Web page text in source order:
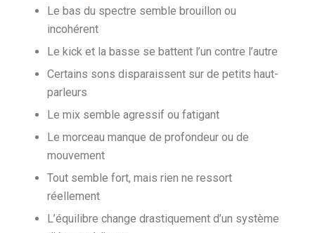
Le bas du spectre semble brouillon ou
incohérent
Le kick et la basse se battent l’un contre l’autre
Certains sons disparaissent sur de petits haut-
parleurs
Le mix semble agressif ou fatigant
Le morceau manque de profondeur ou de
mouvement
Tout semble fort, mais rien ne ressort
réellement
L’équilibre change drastiquement d’un système